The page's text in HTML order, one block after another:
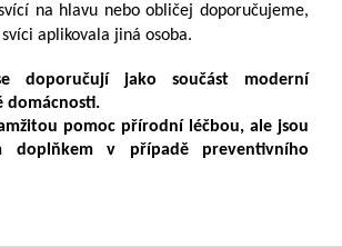
na hlavu nebo obličej doporučujeme,
aplikovala jiná osoba.
doporučují jako součást moderní
domácnosti.
pomoc přírodní léčbou, ale jsou
doplňkem v případě preventivního